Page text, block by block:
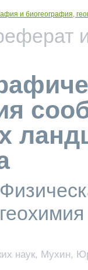
и биогеография,
наук, Мухин,